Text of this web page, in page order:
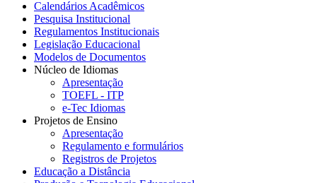
Calendários Acadêmicos
Pesquisa Institucional
Regulamentos Institucionais
Legislação Educacional
Modelos de Documentos
Núcleo de Idiomas
Apresentação
TOEFL - ITP
e-Tec Idiomas
Projetos de Ensino
Apresentação
Regulamento e formulários
Registros de Projetos
Educação a Distância